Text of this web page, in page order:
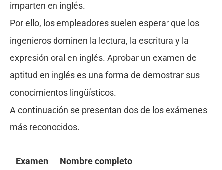
imparten en inglés.
Por ello, los empleadores suelen esperar que los
ingenieros dominen la lectura, la escritura y la
expresión oral en inglés. Aprobar un examen de
aptitud en inglés es una forma de demostrar sus
conocimientos lingüísticos.
A continuación se presentan dos de los exámenes
más reconocidos.
Examen Nombre completo